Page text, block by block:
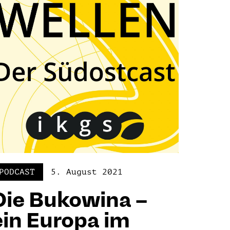
PODCAST 5. August 2021
Bukowina –
Europa im